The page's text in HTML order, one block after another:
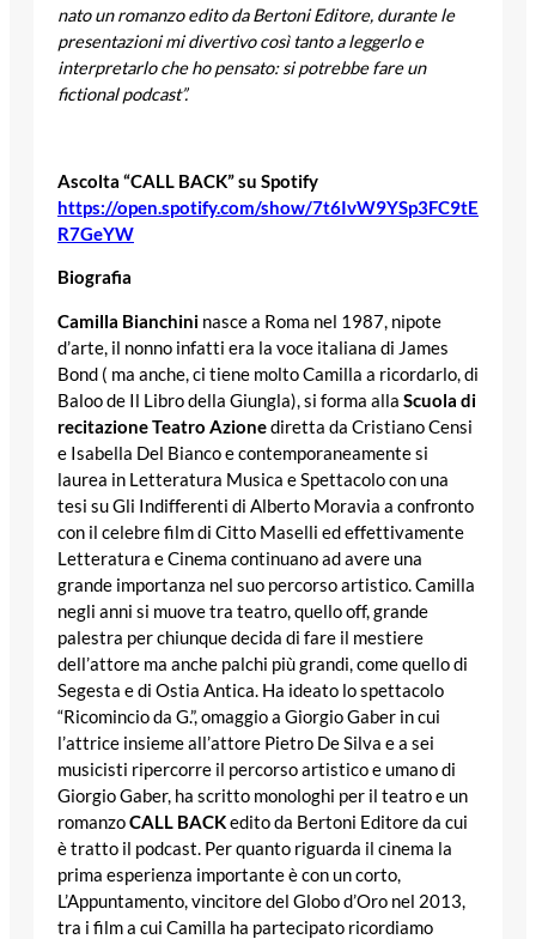
nato un romanzo edito da Bertoni Editore, durante le
presentazioni mi divertivo così tanto a leggerlo e
interpretarlo che ho pensato: si potrebbe fare un
fictional podcast”.
Ascolta “CALL BACK” su Spotify
https://open.spotify.com/show/7t6IvW9YSp3FC9tE
R7GeYW
Biografia
Camilla Bianchini nasce a Roma nel 1987, nipote
d’arte, il nonno infatti era la voce italiana di James
Bond ( ma anche, ci tiene molto Camilla a ricordarlo, di
Baloo de Il Libro della Giungla), si forma alla Scuola di
recitazione Teatro Azionediretta da Cristiano Censi
e Isabella Del Bianco e contemporaneamente si
laurea in Letteratura Musica e Spettacolo con una
tesi su Gli Indifferenti di Alberto Moravia a confronto
con il celebre film di Citto Maselli ed effettivamente
Letteratura e Cinema continuano ad avere una
grande importanza nel suo percorso artistico. Camilla
negli anni si muove tra teatro, quello off, grande
palestra per chiunque decida di fare il mestiere
dell’attore ma anche palchi più grandi, come quello di
Segesta e di Ostia Antica. Ha ideato lo spettacolo
“Ricomincio da G.”, omaggio a Giorgio Gaber in cui
l’attrice insieme all’attore Pietro De Silva e a sei
musicisti ripercorre il percorso artistico e umano di
Giorgio Gaber, ha scritto monologhi per il teatro e un
romanzoCALL BACKedito da Bertoni Editore da cui
è tratto il podcast. Per quanto riguarda il cinema la
prima esperienza importante è con un corto,
L’Appuntamento, vincitore del Globo d’Oro nel 2013,
tra i film a cui Camilla ha partecipato ricordiamo